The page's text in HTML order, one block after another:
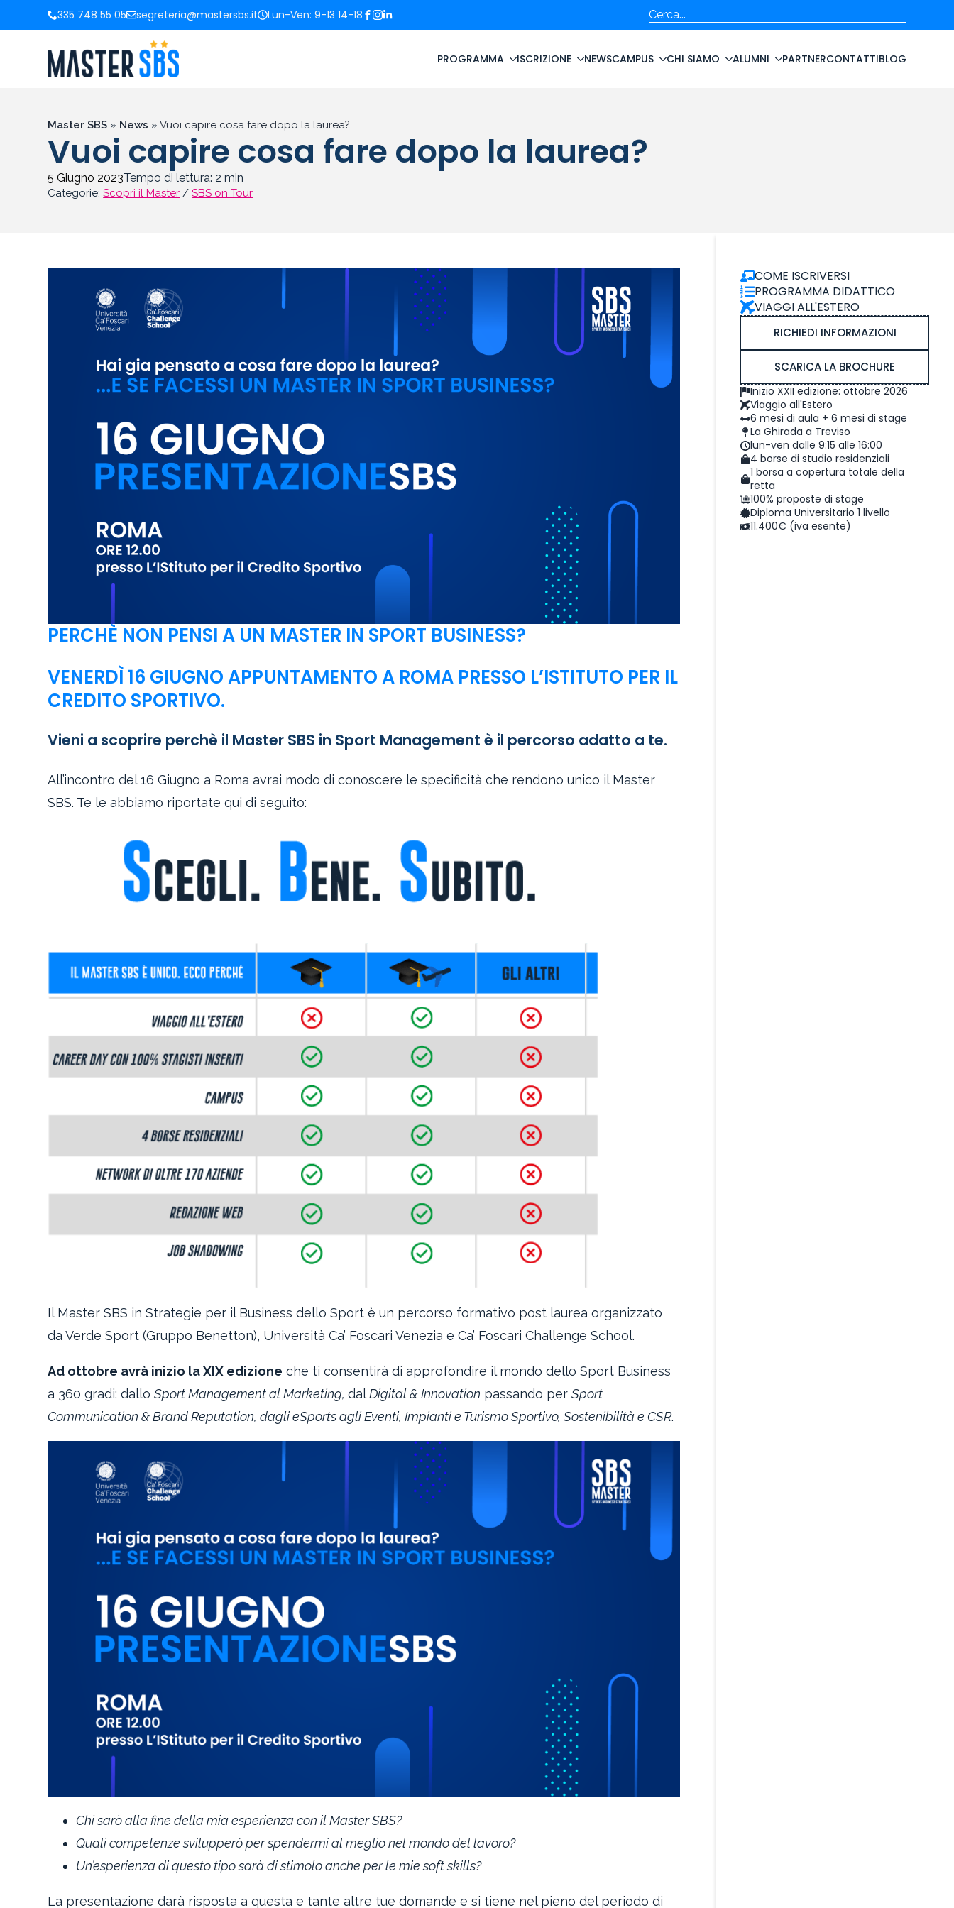
335 748 55 05 segreteria@mastersbs.it Lun-Ven: 9-13 14-18 Cerca
PROGRAMMA ISCRIZIONE NEWSCAMPUS CHI SIAMO ALUMNI PARTNERCONTATTIBLOG
Master SBS » News » Vuoi capire cosa fare dopo la laurea?
Vuoi capire cosa fare dopo la laurea?
5 Giugno 2023Tempo di lettura: 2 min
Categorie:Scopri il Master /SBS on Tour
PERCHÈ NON PENSI A UN MASTER IN SPORT BUSINESS?
VENERDÌ 16 GIUGNO APPUNTAMENTO A ROMA PRESSO L’ISTITUTO PER IL
CREDITO SPORTIVO.
Vieni a scoprire perchè il Master SBS in Sport Management è il percorso adatto a te.
All’incontro del 16 Giugno a Roma avrai modo di conoscere le specificità che rendono unico il Master
SBS. Te le abbiamo riportate qui di seguito:
Il Master SBS in Strategie per il Business dello Sport è un percorso formativo post laurea organizzato
da Verde Sport (Gruppo Benetton), Università Ca’ Foscari Venezia e Ca’ Foscari Challenge School.
Ad ottobre avrà inizio la XIX edizione che ti consentirà di approfondire il mondo dello Sport Business
a 360 gradi: dalloSport Management al Marketing,dalDigital & Innovation passando perSport
Communication & Brand Reputation, dagli eSports agli Eventi, Impianti e Turismo Sportivo, Sostenibilità e CSR.
Chi sarò alla fine della mia esperienza con il Master SBS?
Quali competenze svilupperò per spendermi al meglio nel mondo del lavoro?
Un’esperienza di questo tipo sarà di stimolo anche per le mie soft skills?
La presentazione darà risposta a questa e tante altre tue domande e si tiene nel pieno del periodo di
COME ISCRIVERSI
PROGRAMMA DIDATTICO
VIAGGI ALL'ESTERO
RICHIEDI INFORMAZIONI
SCARICA LA BROCHURE
Inizio XXII edizione: ottobre 2026
Viaggio all'Estero
6 mesi di aula + 6 mesi di stage
La Ghirada a Treviso
lun-ven dalle 9:15 alle 16:00
4 borse di studio residenziali
1 borsa a copertura totale della
retta
100% proposte di stage
Diploma Universitario 1 livello
11.400€ (iva esente)